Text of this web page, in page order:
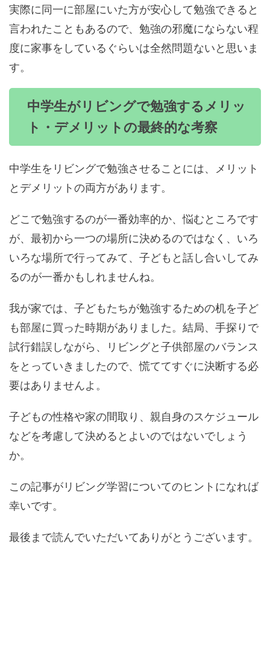
実際に同一に部屋にいた方が安心して勉強できると
言われたこともあるので、勉強の邪魔にならない程
度に家事をしているぐらいは全然問題ないと思いま
す。
中学生がリビングで勉強するメリッ
ト・デメリットの最終的な考察
中学生をリビングで勉強させることには、メリット
とデメリットの両方があります。
どこで勉強するのが一番効率的か、悩むところです
が、最初から一つの場所に決めるのではなく、いろ
いろな場所で行ってみて、子どもと話し合いしてみ
るのが一番かもしれませんね。
我が家では、子どもたちが勉強するための机を子ど
も部屋に買った時期がありました。結局、手探りで
試行錯誤しながら、リビングと子供部屋のバランス
をとっていきましたので、慌ててすぐに決断する必
要はありませんよ。
子どもの性格や家の間取り、親自身のスケジュール
などを考慮して決めるとよいのではないでしょう
か。
この記事がリビング学習についてのヒントになれば
幸いです。
最後まで読んでいただいてありがとうございます。